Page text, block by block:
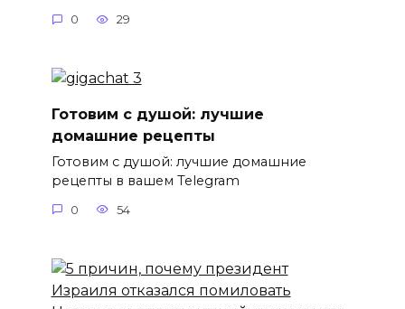
0 29
Готовим с душой: лучшие
домашние рецепты
Готовим с душой: лучшие домашние
рецепты в вашем Telegram
0 54